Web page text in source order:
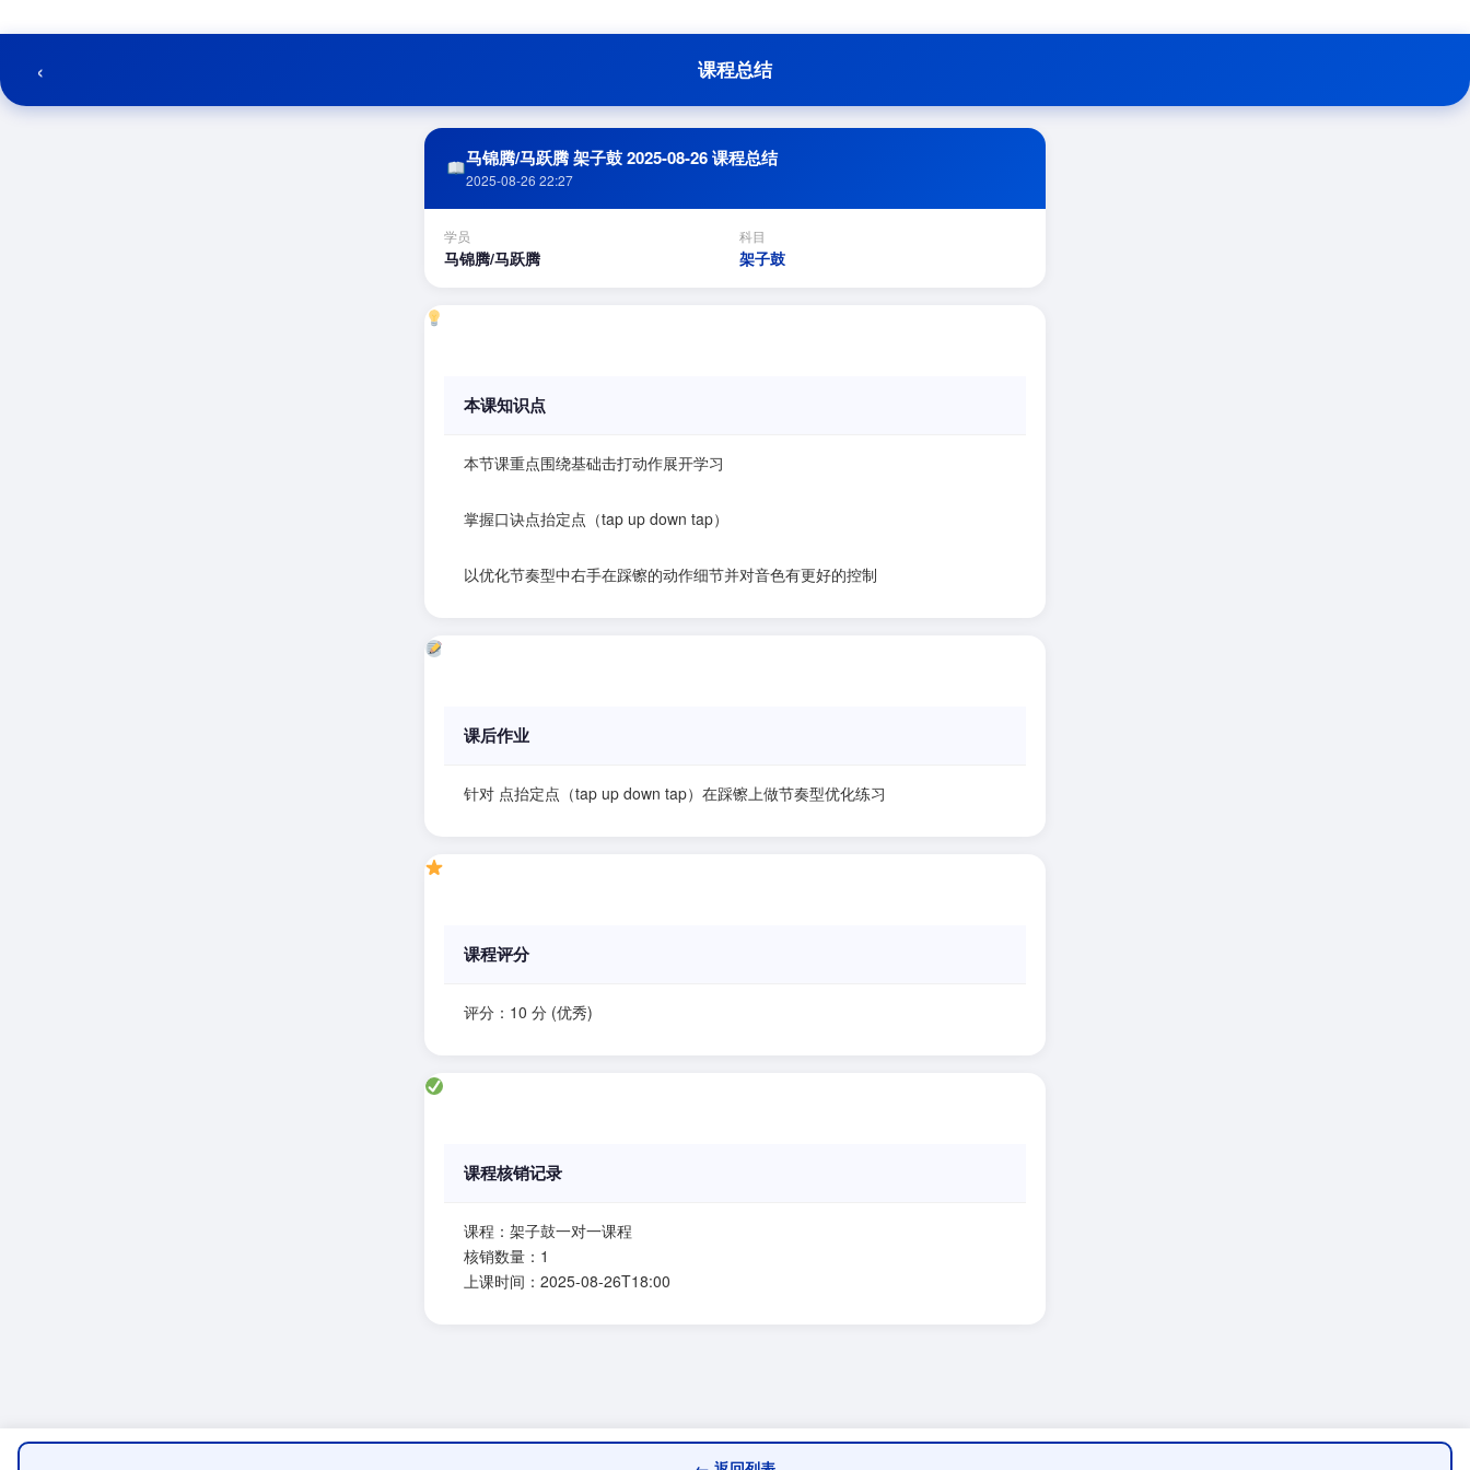
至
容
‹ 课程总结
马锦腾/马跃腾 架子鼓 2025-08-26 课程总结
2025-08-26 22:27
学员
马锦腾/马跃腾
科目
架子鼓
本课知识点
本节课重点围绕基础击打动作展开学习
掌握口诀点抬定点（tap up down tap）
以优化节奏型中右手在踩镲的动作细节并对音色有更好的控制
课后作业
针对 点抬定点（tap up down tap）在踩镲上做节奏型优化练习
课程评分
评分：10 分 (优秀)
课程核销记录
课程：架子鼓一对一课程
核销数量：1
上课时间：2025-08-26T18:00